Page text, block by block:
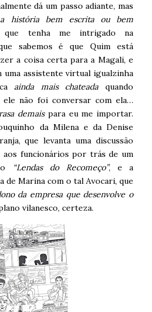
dá um passo adiante, mas
história bem escrita ou bem
que tenha me intrigado na
sabemos é que Quim está
a coisa certa para a Magali, e
assistente virtual igualzinha
ainda mais chateadaquando
ele não foi conversar com ela…
demaispara eu me importar.
da Milena e da Denise
que levanta uma discussão
funcionários por trás de um
“Lendas do Recomeço”, e a
de Marina com o tal Avocari, que
da empresa que desenvolve o
vilanesco, certeza.